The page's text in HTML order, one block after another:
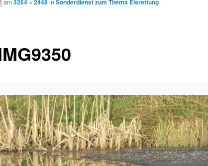
am 3264 × 2448in Sonderdienst zum Thema Eisrettung